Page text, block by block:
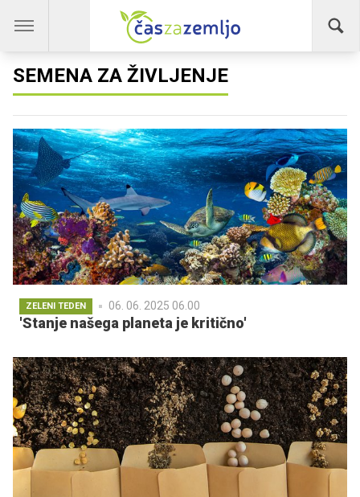
SEMENA ZA ŽIVLJENJE
ZELENI TEDEN 06. 06. 2025 06.00
'Stanje našega planeta je kritično'